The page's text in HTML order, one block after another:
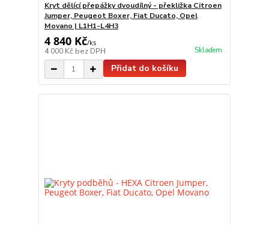
Kryt dělící přepážky dvoudílný - překližka Citroen
Jumper, Peugeot Boxer, Fiat Ducato, Opel
Movano | L1H1-L4H3
4 840 Kč/ks
4 000 Kč bez DPH Skladem
Přidat do košíku